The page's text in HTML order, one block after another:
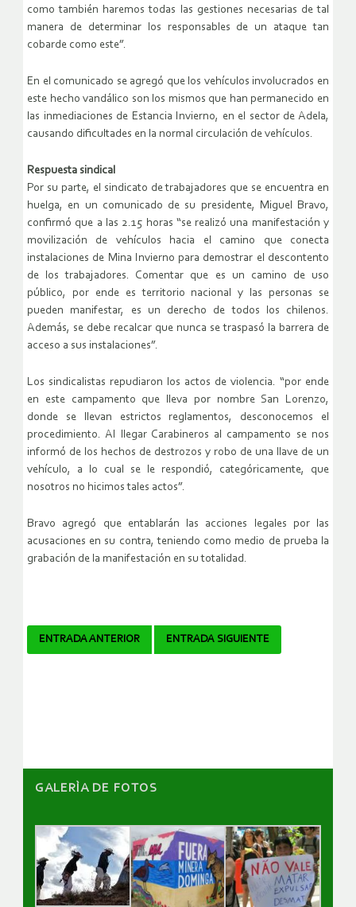
como también haremos todas las gestiones necesarias de tal
manera de determinar los responsables de un ataque tan
cobarde como este”.
En el comunicado se agregó que los vehículos involucrados en
este hecho vandálico son los mismos que han permanecido en
las inmediaciones de Estancia Invierno, en el sector de Adela,
causando dificultades en la normal circulación de vehículos.
Respuesta sindical
Por su parte, el sindicato de trabajadores que se encuentra en
huelga, en un comunicado de su presidente, Miguel Bravo,
confirmó que a las 2.15 horas “se realizó una manifestación y
movilización de vehículos hacia el camino que conecta
instalaciones de Mina Invierno para demostrar el descontento
de los trabajadores. Comentar que es un camino de uso
público, por ende es territorio nacional y las personas se
pueden manifestar, es un derecho de todos los chilenos.
Además, se debe recalcar que nunca se traspasó la barrera de
acceso a sus instalaciones”.
Los sindicalistas repudiaron los actos de violencia. “por ende
en este campamento que lleva por nombre San Lorenzo,
donde se llevan estrictos reglamentos, desconocemos el
procedimiento. Al llegar Carabineros al campamento se nos
informó de los hechos de destrozos y robo de una llave de un
vehículo, a lo cual se le respondió, categóricamente, que
nosotros no hicimos tales actos”.
Bravo agregó que entablarán las acciones legales por las
acusaciones en su contra, teniendo como medio de prueba la
grabación de la manifestación en su totalidad.
Navegador
ENTRADA ANTERIOR ENTRADA SIGUIENTE
GALERÌA DE FOTOS